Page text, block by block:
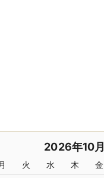
2026年10月
月 火 水 木 金